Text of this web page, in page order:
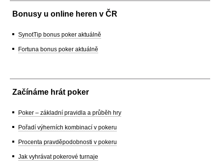
Bonusy u online heren v ČR
SynotTip bonus poker aktuálně
Fortuna bonus poker aktuálně
Začínáme hrát poker
Poker – základní pravidla a průběh hry
Pořadí výherních kombinací v pokeru
Procenta pravděpodobnosti v pokeru
Jak vyhrávat pokerové turnaje